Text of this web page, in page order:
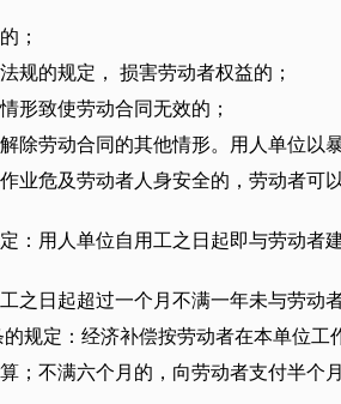
；
规的规定， 损害劳动者权益的；
形致使劳动合同无效的；
除劳动合同的其他情形。用人单位
业危及劳动者人身安全的，劳动者可
：用人单位自用工之日起即与劳动者
之日起超过一个月不满一年未与劳动
规定：经济补偿按劳动者在本单位
；不满六个月的，向劳动者支付半个